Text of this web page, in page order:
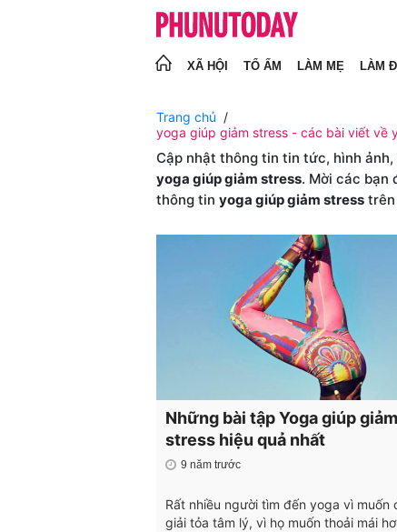
XÃ HỘI TỔ ẤM LÀM MẸ LÀM
Trang chủ
yoga giúp giảm stress - các bài viết về
Cập nhật thông tin tin tức, hình
yoga giúp giảm stress. Mời các bạn
thông tin yoga giúp giảm stress trên
Những bài tập Yoga giúp giảm
stress hiệu quả nhất
9 năm trước
Rất nhiều người tìm đến yoga vì muốn
giải tỏa tâm lý, vì họ muốn thoải mái